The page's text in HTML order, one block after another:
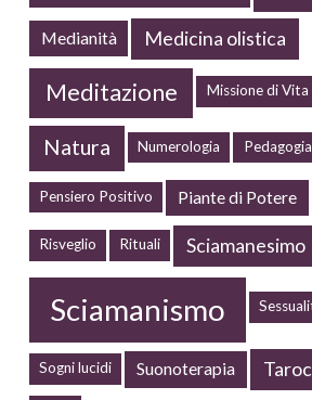
Medianità Medicina olistica
Meditazione Missione di Vita
Natura Numerologia Pedagogia
Pensiero Positivo Piante di Potere
Risveglio Rituali Sciamanesimo
Sciamanismo
Sogni lucidi Suonoterapia